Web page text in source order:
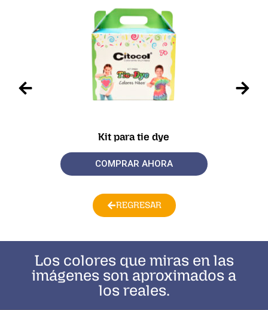
Kit para tie dye
COMPRAR AHORA
REGRESAR
Los colores que miras en las
imágenes son aproximados a
los reales.